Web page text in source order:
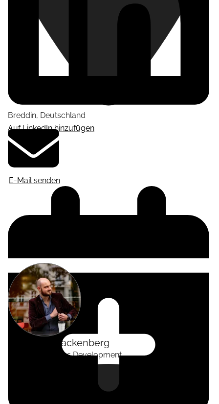
Auf LinkedIn hinzufügen
Breddin, Deutschland
E-Mail senden
Tackenberg
Head of Business Development